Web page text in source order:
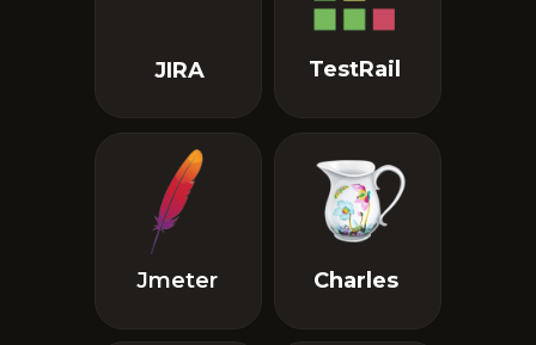
Charles
Jmeter
TestRail
JIRA